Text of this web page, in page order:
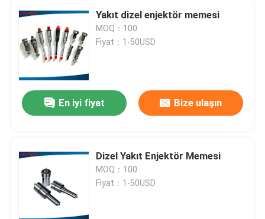
Yakıt dizel enjektör memesi
MOQ：100
Fiyat：1-50USD
En iyi fiyat Bize ulaşın
Dizel Yakıt Enjektör Memesi
MOQ：100
Fiyat：1-50USD